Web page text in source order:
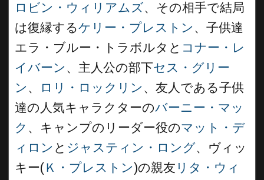
ロビン・ウィリアムズ、その相手で結局
は復縁するケリー・プレストン 、子供達
エラ・ブルー・トラボルタと コナー・レ
イバーン 、主人公の部下セス・グリー
ン 、 ロリ・ロックリン 、友人である子供
達の人気キャラクターのバーニー・マッ
ク 、キャンプのリーダー役のマット・デ
ィロン と ジャスティン・ロング、ヴィッ
キー(Ｋ・プレストン)の親友 リタ・ウィ